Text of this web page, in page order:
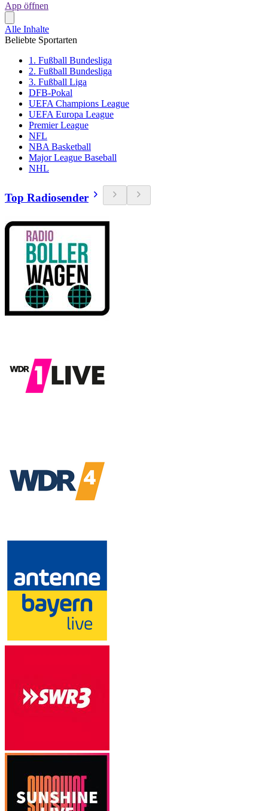
App öffnen
Alle Inhalte
Beliebte Sportarten
1. Fußball Bundesliga
2. Fußball Bundesliga
3. Fußball Liga
DFB-Pokal
UEFA Champions League
UEFA Europa League
Premier League
NFL
NBA Basketball
Major League Baseball
NHL
Top Radiosender